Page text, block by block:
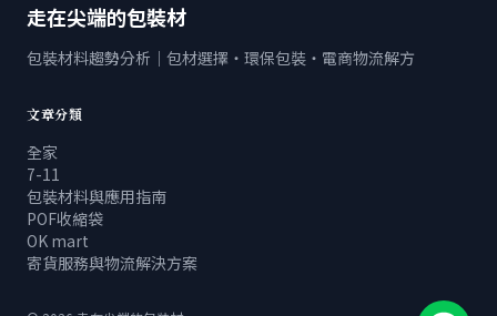
走在尖端的包裝材
包裝材料趨勢分析｜包材選擇・環保包裝・電商物流解方
文章分類
全家
7-11
包裝材料與應用指南
POF收縮袋
OK mart
寄貨服務與物流解決方案